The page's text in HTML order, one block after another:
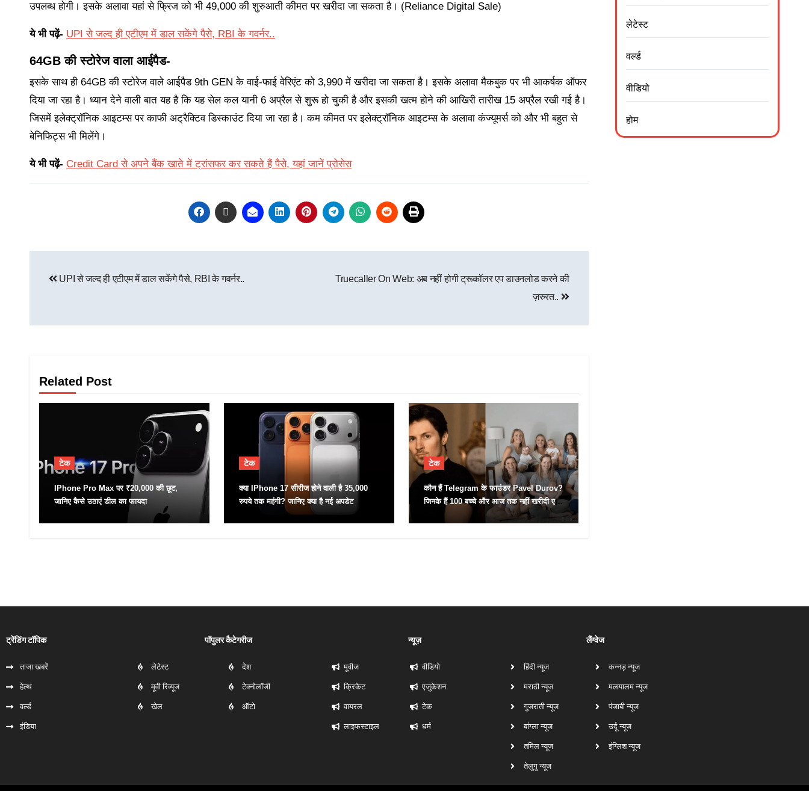
उपलब्ध होगी। इसके अलावा यहां से फ्रिज को भी 49,000 की शुरुआती कीमत पर खरीदा जा सकता है। (Reliance Digital Sale)
ये भी पढ़ें- UPI से जल्द ही एटीएम में डाल सकेंगे पैसे, RBI के गवर्नर..
64GB की स्टोरेज वाला आईपैड-
इसके साथ ही 64GB की स्टोरेज वाले आईपैड 9th GEN के वाई-फाई वेरिएंट को 3,990 में खरीदा जा सकता है। इसके अलावा मैकबुक पर भी आकर्षक ऑफर
दिया जा रहा है। ध्यान देने वाली बात यह है कि यह सेल कल यानी 6 अप्रैल से शुरू हो चुकी है और इसकी खत्म होने की आखिरी तारीख 15 अप्रैल रखी गई है।
जिसमें इलेक्ट्रॉनिक आइटम्स पर काफी अट्रैक्टिव डिस्काउंट दिया जा रहा है। कम कीमत पर इलेक्ट्रॉनिक आइटम्स के अलावा कंज्यूमर्स को और भी बहुत से
बेनिफिट्स भी मिलेंगे।
ये भी पढ़ें- Credit Card से अपने बैंक खाते में ट्रांसफर कर सकते हैं पैसे, यहां जानें प्रोसेस
UPI से जल्द ही एटीएम में डाल सकेंगे पैसे, RBI के गवर्नर..
Truecaller On Web: अब नहीं होगी ट्रूकॉलर एप डाउनलोड करने की
ज़रुरत..
Related Post
टेक
IPhone Pro Max पर ₹20,000 की छूट,
जानिए कैसे उठाएं डील का फायदा
टेक
क्या IPhone 17 सीरीज होने वाली है 35,000
रुपये तक महंगी? जानिए क्या है नई अपडेट
टेक
कौन हैं Telegram के फाउंडर Pavel Durov?
जिनके हैं 100 बच्चे और आज तक नहीं खरीदी एक
लेटेस्ट
वर्ल्ड
वीडियो
होम
ट्रेंडिंग टॉपिक
ताजा खबरें
हेल्‍थ
वर्ल्ड
इंडिया
पॉपुलर कैटेगरीज
लेटेस्ट
मूवी रिव्यूज
खेल
देश
टेक्नोलॉजी
ऑटो
न्यूज़
मूवीज
क्रिकेट
वायरल
लाइफस्टाइल
वीडियो
एजुकेशन
टेक
धर्म
लैंग्वेज
हिंदी न्यूज
मराठी न्यूज
गुजराती न्यूज
बांग्ला न्यूज
तमिल न्यूज
तेलुगु न्यूज
कन्नड़ न्यूज
मलयालम न्यूज
पंजाबी न्यूज
उर्दू न्यूज
इंग्लिश न्यूज